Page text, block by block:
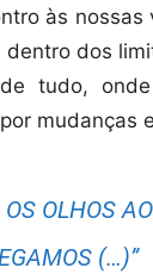
às
dos
tudo,
mudanças
OLHOS
(…)”